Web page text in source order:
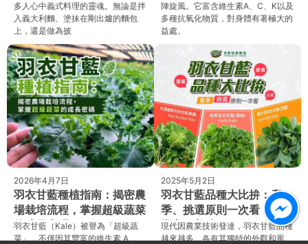
多人心中義式料理的靈魂。無論是拌
入義大利麵、塗抹在剛出爐的麵包
上，還是做為披
陣旋風。它富含維生素A、C、K以及
多種抗氧化物質，對身體有著極大的
益處。
2026年4月7日
羽衣甘藍種植指南：揭密農
場栽培流程，掌握超級蔬菜
的成長密碼
羽衣甘藍（Kale）被譽為「超級蔬
菜」，不僅因其豐富的維生素 A、
2025年5月2日
羽衣甘藍品種大比拚：產
季、挑選原則一次看，營養
豐富又美味！
現代因農業技術發達，羽衣甘藍品種
越來越多，各有其獨特的外觀和風